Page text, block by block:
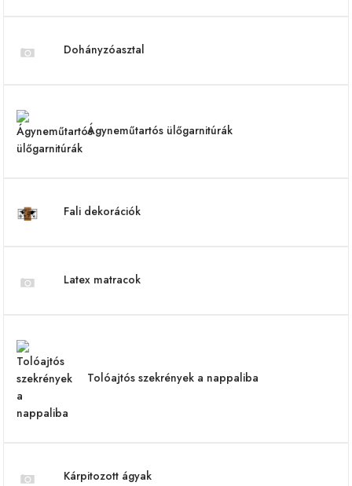
Dohányzóasztal
Ágyneműtartós ülőgarnitúrák
Fali dekorációk
Latex matracok
Tolóajtós szekrények a nappaliba
Kárpitozott ágyak